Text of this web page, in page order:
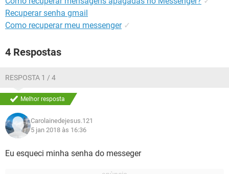
Recuperar senha gmail
Como recuperar meu messenger ✓
4 Respostas
RESPOSTA 1 / 4
Melhor resposta
Carolainedejesus.121
5 jan 2018 às 16:36
Eu esqueci minha senha do messeger